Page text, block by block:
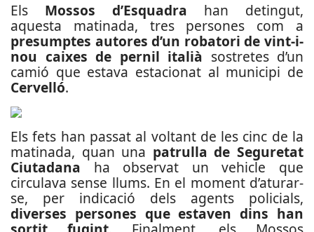
Els Mossos d’Esquadra han detingut,
aquesta matinada, tres persones com a
presumptes autores d’un robatori de vint-i-
nou caixes de pernil italià sostretes d’un
camió que estava estacionat al municipi de
Cervelló.
Els fets han passat al voltant de les cinc de la
matinada, quan una patrulla de Seguretat
Ciutadana ha observat un vehicle que
circulava sense llums. En el moment d’aturar-
se, per indicació dels agents policials,
diverses persones que estaven dins han